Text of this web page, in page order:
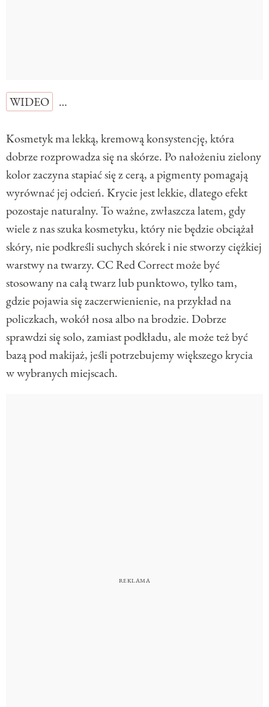
WIDEO …
Kosmetyk ma lekką, kremową konsystencję, która
dobrze rozprowadza się na skórze. Po nałożeniu zielony
kolor zaczyna stapiać się z cerą, a pigmenty pomagają
wyrównać jej odcień. Krycie jest lekkie, dlatego efekt
pozostaje naturalny. To ważne, zwłaszcza latem, gdy
wiele z nas szuka kosmetyku, który nie będzie obciążał
skóry, nie podkreśli suchych skórek i nie stworzy ciężkiej
warstwy na twarzy. CC Red Correct może być
stosowany na całą twarz lub punktowo, tylko tam,
gdzie pojawia się zaczerwienienie, na przykład na
policzkach, wokół nosa albo na brodzie. Dobrze
sprawdzi się solo, zamiast podkładu, ale może też być
bazą pod makijaż, jeśli potrzebujemy większego krycia
w wybranych miejscach.